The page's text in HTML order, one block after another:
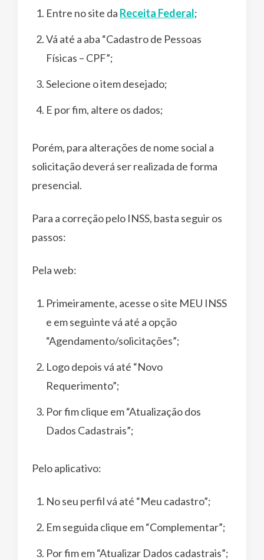
Entre no site da Receita Federal;
Vá até a aba “Cadastro de Pessoas
Físicas – CPF”;
Selecione o item desejado;
E por fim, altere os dados;
Porém, para alterações de nome social a
solicitação deverá ser realizada de forma
presencial.
Para a correção pelo INSS, basta seguir os
passos:
Pela web:
Primeiramente, acesse o site MEU INSS
e em seguinte vá até a opção
“Agendamento/solicitações”;
Logo depois vá até “Novo
Requerimento”;
Por fim clique em “Atualização dos
Dados Cadastrais”;
Pelo aplicativo:
No seu perfil vá até “Meu cadastro”;
Em seguida clique em “Complementar”;
Por fim em “Atualizar Dados cadastrais”;